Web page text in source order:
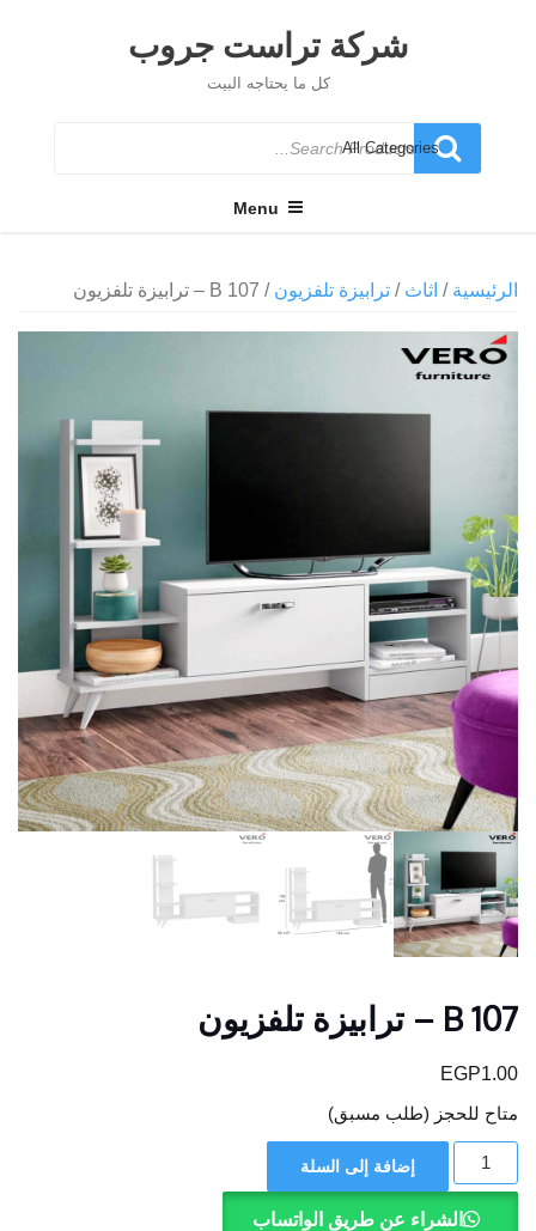
شركة تراست جروب
كل ما يحتاجه البيت
Search
for
Menu
الرئيسية / اثاث / ترابيزة تلفزيون / B 107 – ترابيزة تلفزيون
B 107 – ترابيزة تلفزيون
EGP1.00
متاح للحجز (طلب مسبق)
كمية
107
إضافة إلى السلة
الشراء عن طريق الواتساب